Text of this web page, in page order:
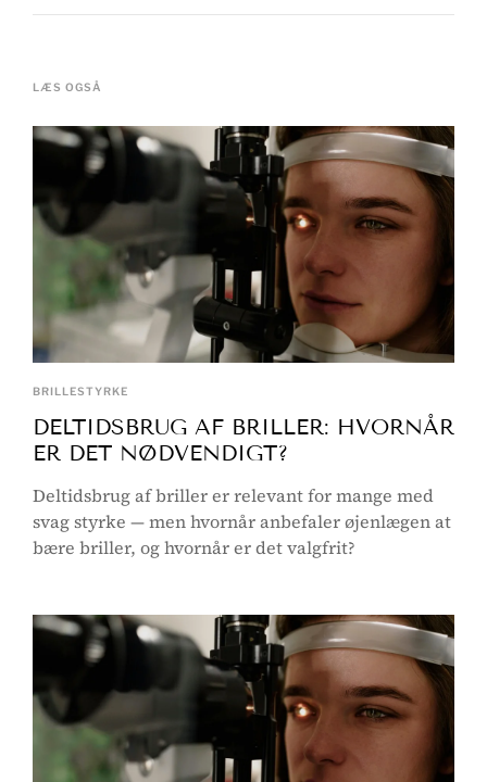
LÆS OGSÅ
BRILLESTYRKE
DELTIDSBRUG AF BRILLER: HVORNÅR
ER DET NØDVENDIGT?
Deltidsbrug af briller er relevant for mange med
svag styrke — men hvornår anbefaler øjenlægen at
bære briller, og hvornår er det valgfrit?